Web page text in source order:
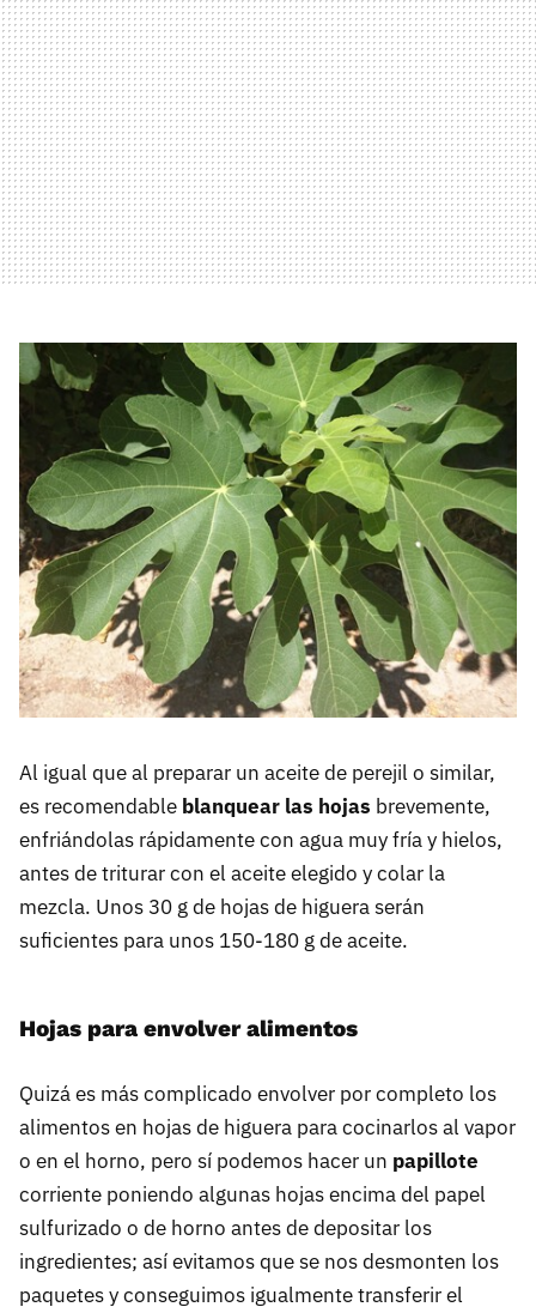
Al igual que al preparar un aceite de perejil o similar,
es recomendable blanquear las hojas brevemente,
enfriándolas rápidamente con agua muy fría y hielos,
antes de triturar con el aceite elegido y colar la
mezcla. Unos 30 g de hojas de higuera serán
suficientes para unos 150-180 g de aceite.
Hojas para envolver alimentos
Quizá es más complicado envolver por completo los
alimentos en hojas de higuera para cocinarlos al vapor
o en el horno, pero sí podemos hacer un papillote
corriente poniendo algunas hojas encima del papel
sulfurizado o de horno antes de depositar los
ingredientes; así evitamos que se nos desmonten los
paquetes y conseguimos igualmente transferir el